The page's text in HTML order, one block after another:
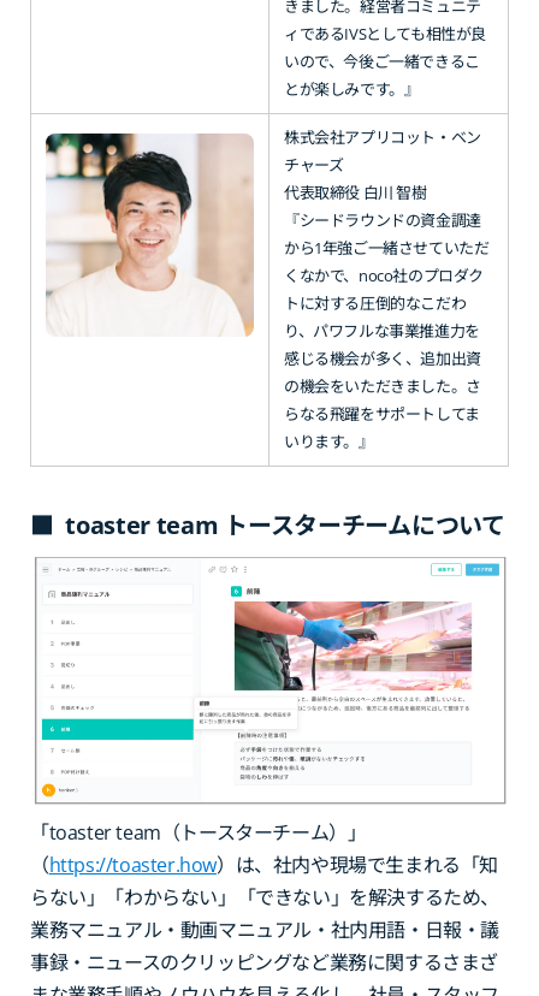
きました。経営者コミュニテ
ィであるIVSとしても相性が良
いので、今後ご一緒できるこ
とが楽しみです。』
株式会社アプリコット・ベン
チャーズ
代表取締役 白川 智樹
『シードラウンドの資金調達
から1年強ご一緒させていただ
くなかで、noco社のプロダク
トに対する圧倒的なこだわ
り、パワフルな事業推進力を
感じる機会が多く、追加出資
の機会をいただきました。さ
らなる飛躍をサポートしてま
いります。』
■ toaster team トースターチームについて
「toaster team（トースターチーム）」
（https://toaster.how）は、社内や現場で生まれる「知
らない」「わからない」「できない」を解決するため、
業務マニュアル・動画マニュアル・社内用語・日報・議
事録・ニュースのクリッピングなど業務に関するさまざ